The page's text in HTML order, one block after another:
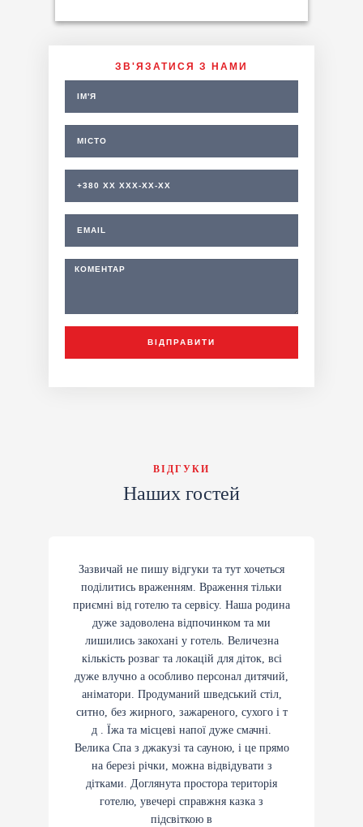
ЗВ'ЯЗАТИСЯ З НАМИ
ВІДПРАВИТИ
ВІДГУКИ
Наших гостей
Зазвичай не пишу відгуки та тут хочеться
поділитись враженням. Враження тільки
приємні від готелю та сервісу. Наша родина
дуже задоволена відпочинком та ми
лишились закохані у готель. Величезна
кількість розваг та локацій для діток, всі
дуже влучно а особливо персонал дитячий,
аніматори. Продуманий шведський стіл,
ситно, без жирного, зажареного, сухого і т
д . Їжа та місцеві напої дуже смачні.
Велика Спа з джакузі та сауною, і це прямо
на березі річки, можна відвідувати з
дітками. Доглянута простора територія
готелю, увечері справжня казка з
підсвіткою в